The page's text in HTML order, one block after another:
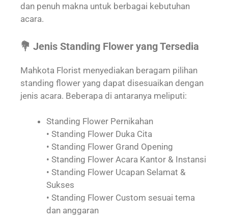
dan penuh makna untuk berbagai kebutuhan
acara.
💐 Jenis Standing Flower yang Tersedia
Mahkota Florist menyediakan beragam pilihan
standing flower yang dapat disesuaikan dengan
jenis acara. Beberapa di antaranya meliputi:
Standing Flower Pernikahan
• Standing Flower Duka Cita
• Standing Flower Grand Opening
• Standing Flower Acara Kantor & Instansi
• Standing Flower Ucapan Selamat &
Sukses
• Standing Flower Custom sesuai tema
dan anggaran